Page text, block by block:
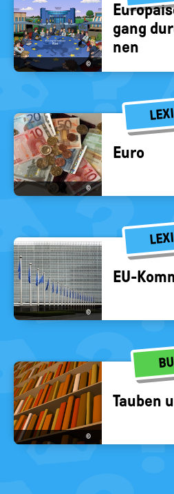
©
gang
nen
©
Euro
©
EU-​
©
Tau­ben